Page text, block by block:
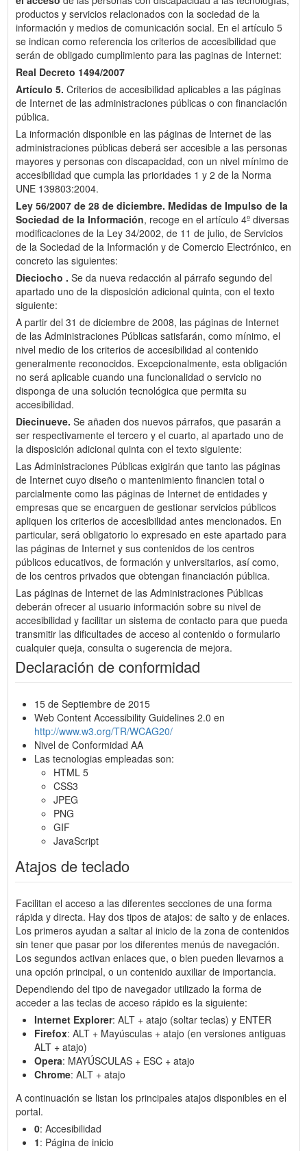
productos y servicios relacionados con la sociedad de la
información y medios de comunicación social. En el artículo 5
se indican como referencia los criterios de accesibilidad que
serán de obligado cumplimiento para las paginas de Internet:
Real Decreto 1494/2007
Artículo 5. Criterios de accesibilidad aplicables a las páginas
de Internet de las administraciones públicas o con financiación
pública.
La información disponible en las páginas de Internet de las
administraciones públicas deberá ser accesible a las personas
mayores y personas con discapacidad, con un nivel mínimo de
accesibilidad que cumpla las prioridades 1 y 2 de la Norma
UNE 139803:2004.
Ley 56/2007 de 28 de diciembre. Medidas de Impulso de la
Sociedad de la Información, recoge en el artículo 4º diversas
modificaciones de la Ley 34/2002, de 11 de julio, de Servicios
de la Sociedad de la Información y de Comercio Electrónico, en
concreto las siguientes:
Dieciocho . Se da nueva redacción al párrafo segundo del
apartado uno de la disposición adicional quinta, con el texto
siguiente:
A partir del 31 de diciembre de 2008, las páginas de Internet
de las Administraciones Públicas satisfarán, como mínimo, el
nivel medio de los criterios de accesibilidad al contenido
generalmente reconocidos. Excepcionalmente, esta obligación
no será aplicable cuando una funcionalidad o servicio no
disponga de una solución tecnológica que permita su
accesibilidad.
Diecinueve. Se añaden dos nuevos párrafos, que pasarán a
ser respectivamente el tercero y el cuarto, al apartado uno de
la disposición adicional quinta con el texto siguiente:
Las Administraciones Públicas exigirán que tanto las páginas
de Internet cuyo diseño o mantenimiento financien total o
parcialmente como las páginas de Internet de entidades y
empresas que se encarguen de gestionar servicios públicos
apliquen los criterios de accesibilidad antes mencionados. En
particular, será obligatorio lo expresado en este apartado para
las páginas de Internet y sus contenidos de los centros
públicos educativos, de formación y universitarios, así como,
de los centros privados que obtengan financiación pública.
Las páginas de Internet de las Administraciones Públicas
deberán ofrecer al usuario información sobre su nivel de
accesibilidad y facilitar un sistema de contacto para que pueda
transmitir las dificultades de acceso al contenido o formulario
cualquier queja, consulta o sugerencia de mejora.
Declaración de conformidad
15 de Septiembre de 2015
Web Content Accessibility Guidelines 2.0 en
http://www.w3.org/TR/WCAG20/
Nivel de Conformidad AA
Las tecnologias empleadas son:
HTML 5
CSS3
JPEG
PNG
GIF
JavaScript
Atajos de teclado
Facilitan el acceso a las diferentes secciones de una forma
rápida y directa. Hay dos tipos de atajos: de salto y de enlaces.
Los primeros ayudan a saltar al inicio de la zona de contenidos
sin tener que pasar por los diferentes menús de navegación.
Los segundos activan enlaces que, o bien pueden llevarnos a
una opción principal, o un contenido auxiliar de importancia.
Dependiendo del tipo de navegador utilizado la forma de
acceder a las teclas de acceso rápido es la siguiente:
Internet Explorer: ALT + atajo (soltar teclas) y ENTER
Firefox: ALT + Mayúsculas + atajo (en versiones antiguas
ALT + atajo)
Opera: MAYÚSCULAS + ESC + atajo
Chrome: ALT + atajo
A continuación se listan los principales atajos disponibles en el
portal.
0: Accesibilidad
1: Página de inicio